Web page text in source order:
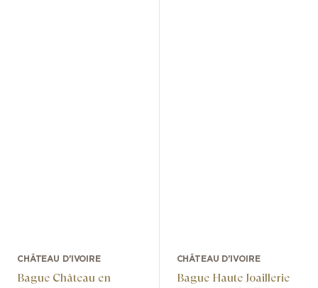
CHÂTEAU D'IVOIRE
Bague Château en
CHÂTEAU D'IVOIRE
Bague Haute Joaillerie